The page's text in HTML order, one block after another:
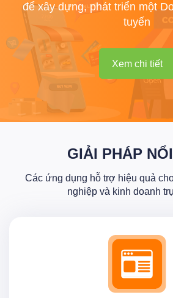
để xây dựng, phát triển một
tuyến
Xem chi tiết
GIẢI PHÁP
Các ứng dụng hỗ trợ hiệu quả
nghiệp và kinh doanh